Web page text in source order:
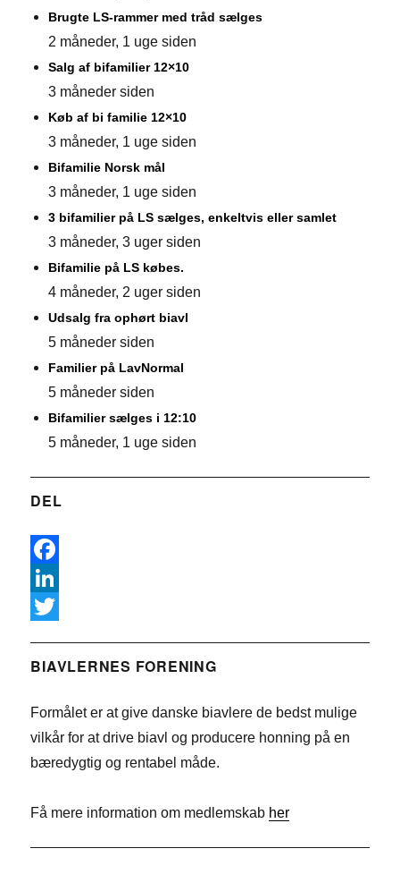
Brugte LS-rammer med tråd sælges
2 måneder, 1 uge siden
Salg af bifamilier 12×10
3 måneder siden
Køb af bi familie 12×10
3 måneder, 1 uge siden
Bifamilie Norsk mål
3 måneder, 1 uge siden
3 bifamilier på LS sælges, enkeltvis eller samlet
3 måneder, 3 uger siden
Bifamilie på LS købes.
4 måneder, 2 uger siden
Udsalg fra ophørt biavl
5 måneder siden
Familier på LavNormal
5 måneder siden
Bifamilier sælges i 12:10
5 måneder, 1 uge siden
DEL
F
a
e
o
L
n
e
n
w
t
r
BIAVLERNES FORENING
Formålet er at give danske biavlere de bedst mulige
vilkår for at drive biavl og producere honning på en
bæredygtig og rentabel måde.
Få mere information om medlemskab her